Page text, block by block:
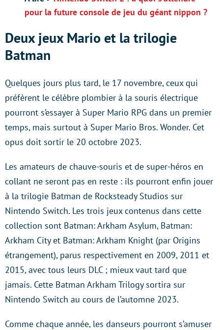
pour la future console de jeu du géant nippon ?
Deux jeux Mario et la trilogie
Batman
Quelques jours plus tard, le 17 novembre, ceux qui
préfèrent le célèbre plombier à la souris électrique
pourront s’essayer à Super Mario RPG dans un premier
temps, mais surtout à Super Mario Bros. Wonder. Cet
opus doit sortir le 20 octobre 2023.
Les amateurs de chauve-souris et de super-héros en
collant ne seront pas en reste : ils pourront enfin jouer
à la trilogie Batman de Rocksteady Studios sur
Nintendo Switch. Les trois jeux contenus dans cette
collection sont Batman: Arkham Asylum, Batman:
Arkham City et Batman: Arkham Knight (par Origins
étrangement), parus respectivement en 2009, 2011 et
2015, avec tous leurs DLC ; mieux vaut tard que
jamais. Cette Batman Arkham Trilogy sortira sur
Nintendo Switch au cours de l’automne 2023.
Comme chaque année, les danseurs pourront s’amuser